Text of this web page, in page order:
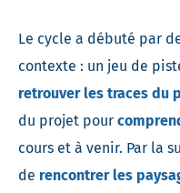
Le cycle a débuté par
contexte : un jeu de
retrouver les traces du
du projet pour
cours et à venir. Par la
de rencontrer les